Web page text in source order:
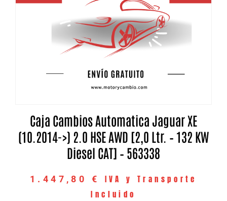
Caja Cambios Automatica Jaguar XE
(10.2014->) 2.0 HSE AWD [2,0 Ltr. – 132 KW
Diesel CAT] – 563338
1.447,80 €
IVA y Transporte
Incluido